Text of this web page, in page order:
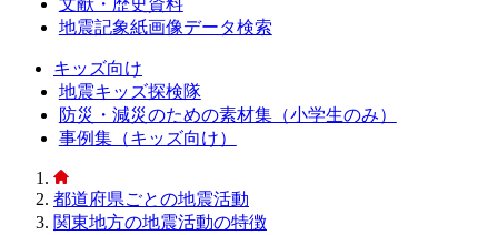
文献・歴史資料
地震記象紙画像データ検索
キッズ向け
地震キッズ探検隊
防災・減災のための素材集（小学生のみ）
事例集（キッズ向け）
都道府県ごとの地震活動
関東地方の地震活動の特徴